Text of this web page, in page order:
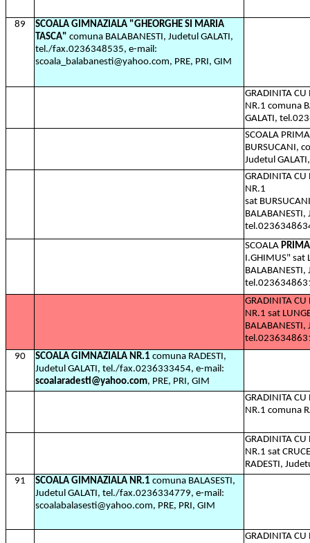
89
SCOALA GIMNAZIALA "GHEORGHE SI MARIA
TASCA" comuna BALABANESTI, Judetul GALATI,
tel./fax.0236348535, e-mail:
scoala_balabanesti@yahoo.com, PRE, PRI, GIM
GRADINITA
NR.1 comuna
GALATI,
SCOALA
BURSUCANI,
Judetul
GRADINITA
NR.1
sat
SCOALA
I.GHIMUS" sat
GRADINITA
NR.1 sat
90
SCOALA GIMNAZIALA NR.1 comuna RADESTI,
Judetul GALATI, tel./fax.0236333454, e-mail:
scoalaradesti@yahoo.com, PRE, PRI, GIM
GRADINITA
NR.1 comuna
GRADINITA
NR.1 sat
RADESTI,
91
SCOALA GIMNAZIALA NR.1 comuna BALASESTI,
Judetul GALATI, tel./fax.0236334779, e-mail:
scoalabalasesti@yahoo.com, PRE, PRI, GIM
GRADINITA